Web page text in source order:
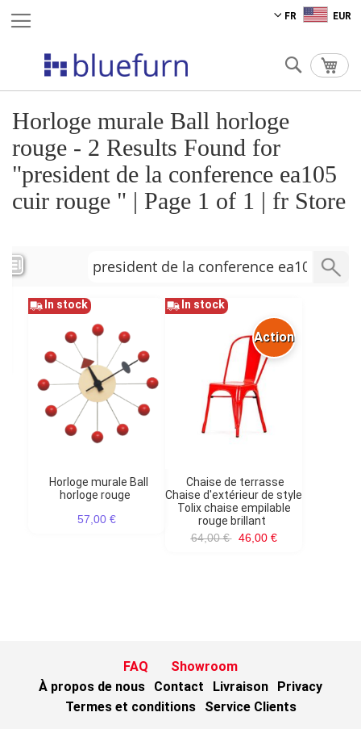
FR EUR
Chercher
Horloge murale Ball horloge
rouge - 2 Results Found for
"president de la conference ea105
cuir rouge " | Page 1 of 1 | fr Store
In stock
Horloge murale Ball
horloge rouge
57,00 €
In stock
Chaise de terrasse
Chaise d'extérieur de style
Tolix chaise empilable
rouge brillant
Action
64,00 € 46,00 €
FAQ
Showroom
À propos de nous
Contact Livraison
Privacy
Termes et conditions
Service Clients